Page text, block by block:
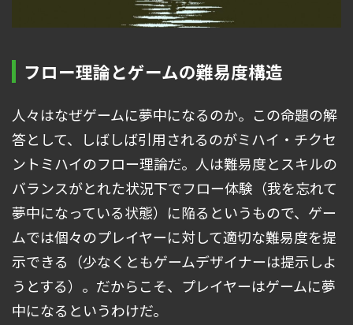
フロー理論とゲームの難易度構造
人々はなぜゲームに夢中になるのか。この命題の解
答として、しばしば引用されるのがミハイ・チクセ
ントミハイのフロー理論だ。人は難易度とスキルの
バランスがとれた状況下でフロー体験（我を忘れて
夢中になっている状態）に陥るというもので、ゲー
ムでは個々のプレイヤーに対して適切な難易度を提
示できる（少なくともゲームデザイナーは提示しよ
うとする）。だからこそ、プレイヤーはゲームに夢
中になるというわけだ。